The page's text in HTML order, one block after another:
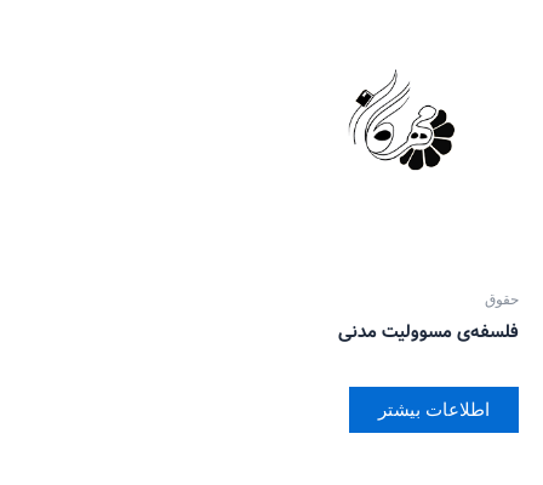
حقوق
فلسفه‌ی مسوولیت مدنی
اطلاعات بیشتر